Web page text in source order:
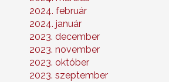
2024. február
2024. január
2023. december
2023. november
2023. október
2023. szeptember